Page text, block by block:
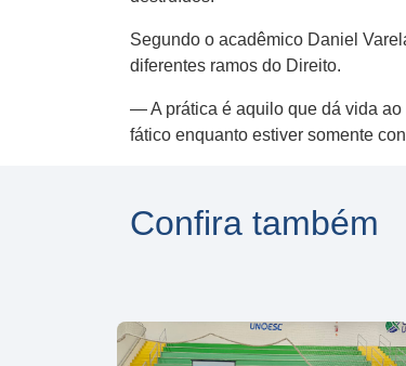
Segundo o acadêmico Daniel
diferentes ramos do Direito.
— A prática é aquilo que dá vida ao
fático enquanto estiver somente
Confira também